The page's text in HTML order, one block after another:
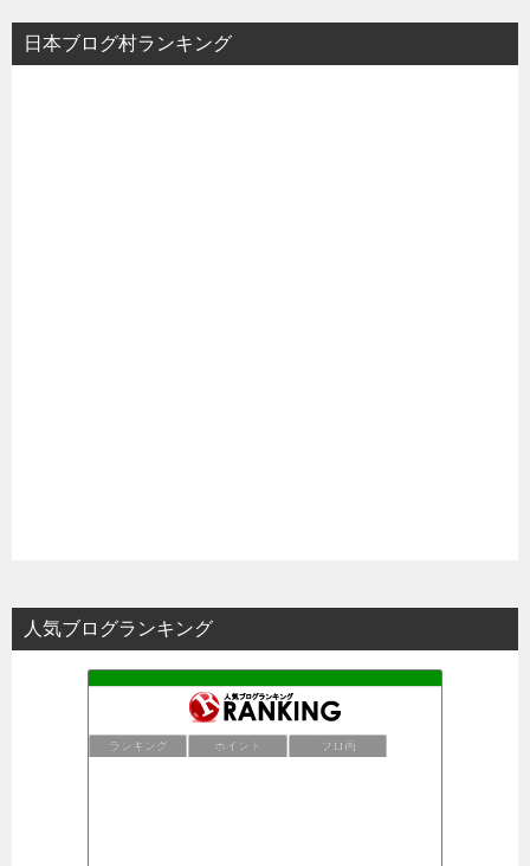
日本ブログ村ランキング
人気ブログランキング
ランキング ポイント ブロ画